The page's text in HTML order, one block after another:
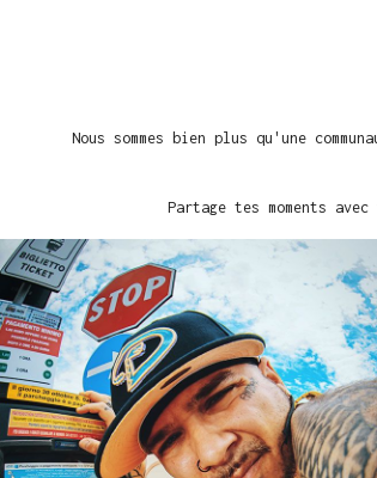
Nous sommes bien plus qu'une
Partage tes moments